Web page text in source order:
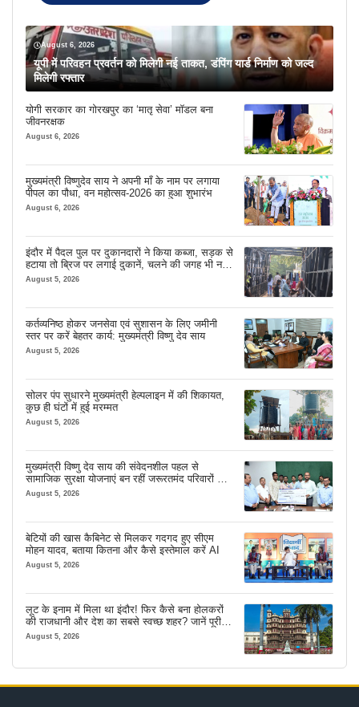
August 6, 2026
यूपी में परिवहन प्रवर्तन को मिलेगी नई ताकत, डंपिंग यार्ड निर्माण को जल्द
मिलेगी रफ्तार
योगी सरकार का गोरखपुर का ‘मातृ सेवा’ मॉडल बना
जीवनरक्षक
August 6, 2026
मुख्यमंत्री विष्णुदेव साय ने अपनी माँ के नाम पर लगाया
पीपल का पौधा, वन महोत्सव-2026 का हुआ शुभारंभ
August 6, 2026
इंदौर में पैदल पुल पर दुकानदारों ने किया कब्जा, सड़क से
हटाया तो ब्रिज पर लगाई दुकानें, चलने की जगह भी नहीं
मिल रही
August 5, 2026
कर्तव्यनिष्ठ होकर जनसेवा एवं सुशासन के लिए जमीनी
स्तर पर करें बेहतर कार्य: मुख्यमंत्री विष्णु देव साय
August 5, 2026
सोलर पंप सुधारने मुख्यमंत्री हेल्पलाइन में की शिकायत,
कुछ ही घंटों में हुई मरम्मत
August 5, 2026
मुख्यमंत्री विष्णु देव साय की संवेदनशील पहल से
सामाजिक सुरक्षा योजनाएं बन रहीं जरूरतमंद परिवारों का
मजबूत सहारा
August 5, 2026
बेटियों की खास कैबिनेट से मिलकर गदगद हुए सीएम
मोहन यादव, बताया कितना और कैसे इस्तेमाल करें AI
August 5, 2026
लूट के इनाम में मिला था इंदौर! फिर कैसे बना होलकरों
की राजधानी और देश का सबसे स्वच्छ शहर? जानें पूरी
कहानी
August 5, 2026